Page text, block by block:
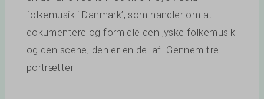
folkemusik i Danmark’, som handler om at
dokumentere og formidle den jyske folkemusik
og den scene, den er en del af. Gennem tre
portrætter